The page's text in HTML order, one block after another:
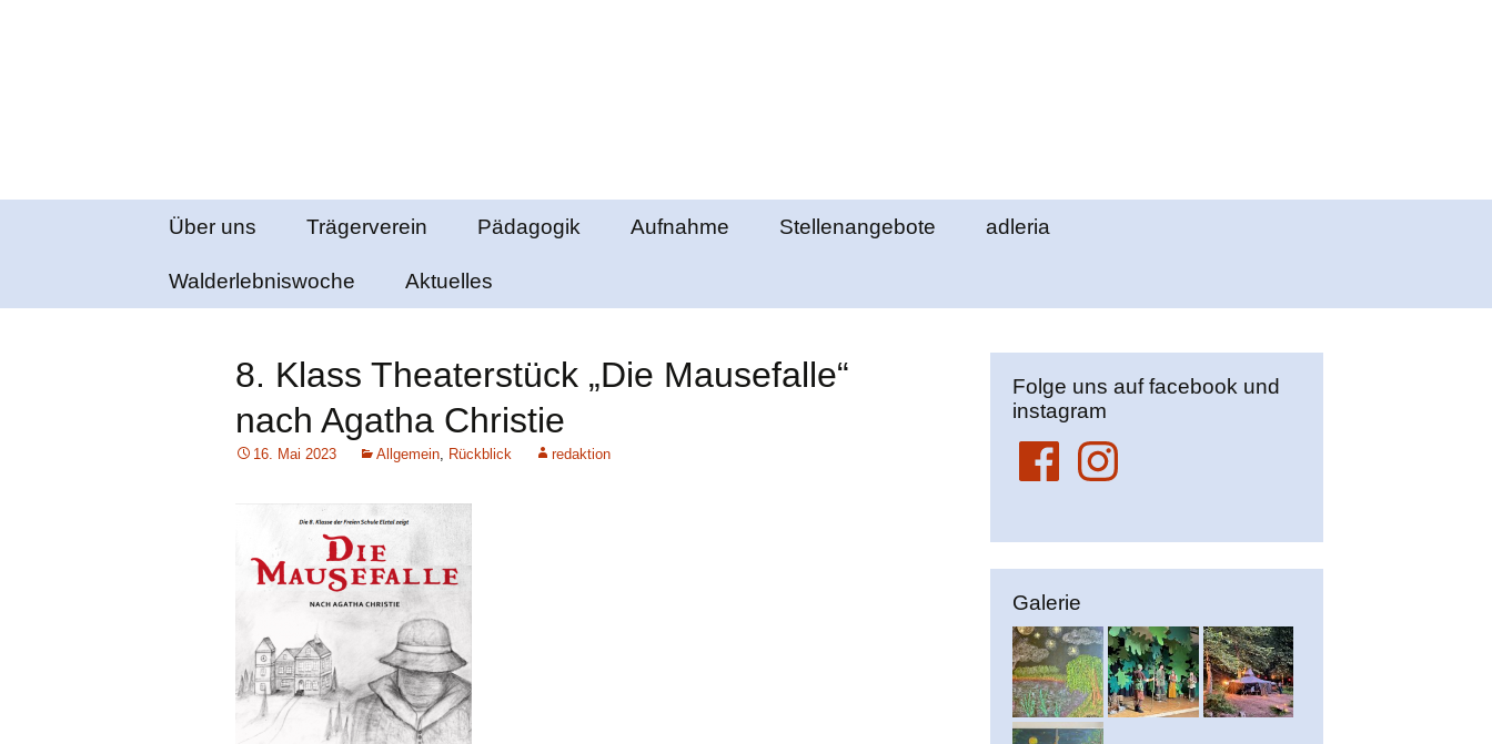
Springe
Inhalt
Über uns
Chronik
Impressum
Trägerverein
Kindergarten
Natur- und
Waldkindergarten
Brücke
Vereinssatzung
Finanzen
Förderungen
Pädagogik
Elemente
Abschlüsse
Aufnahme
Formulare
Stellenangebote adleria
Walderlebniswoche Aktuelles
Downloads
SucheFinde
8. Klass Theaterstück „Die Mausefalle“
nach Agatha Christie
16. Mai 2023 Allgemein, Rückblick redaktion
Folge uns auf facebook und
instagram
FacebookInstagram
Galerie